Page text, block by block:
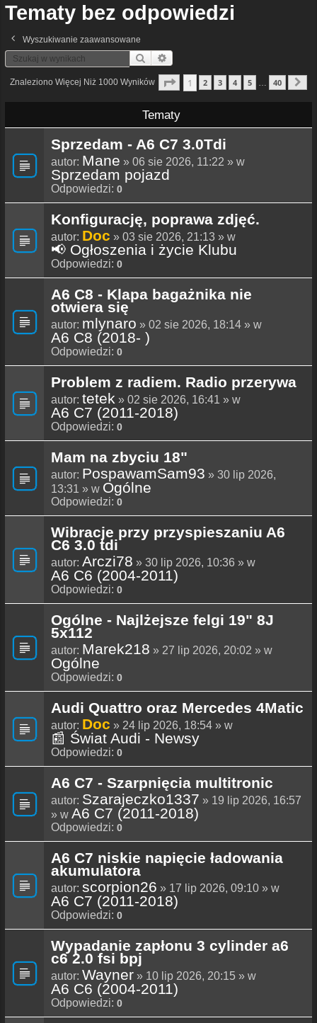
Tematy bez odpowiedzi
Wyszukiwanie zaawansowane
Szukaj
Znaleziono Więcej Niż 1000 Wyników Strona1 40
1 2 3 4 5 40
Tematy
Sprzedam - A6 C7 3.0Tdi
autor: Mane » 06 sie 2026, 11:22 » w
Sprzedam pojazd
Odpowiedzi: 0
Konfigurację, poprawa zdjęć.
autor: Doc » 03 sie 2026, 21:13 » w
📢 Ogłoszenia i życie Klubu
Odpowiedzi: 0
A6 C8 - Klapa bagażnika nie
otwiera się
autor: mlynaro » 02 sie 2026, 18:14 » w
A6 C8 (2018- )
Odpowiedzi: 0
Problem z radiem. Radio przerywa
autor: tetek » 02 sie 2026, 16:41 » w
A6 C7 (2011-2018)
Odpowiedzi: 0
Mam na zbyciu 18"
autor: PospawamSam93 » 30 lip 2026,
13:31 » w Ogólne
Odpowiedzi: 0
Wibracje przy przyspieszaniu A6
C6 3.0 tdi
autor: Arczi78 » 30 lip 2026, 10:36 » w
A6 C6 (2004-2011)
Odpowiedzi: 0
Ogólne - Najlżejsze felgi 19" 8J
5x112
autor: Marek218 » 27 lip 2026, 20:02 » w
Ogólne
Odpowiedzi: 0
Audi Quattro oraz Mercedes 4Matic
autor: Doc » 24 lip 2026, 18:54 » w
📰 Świat Audi - Newsy
Odpowiedzi: 0
A6 C7 - Szarpnięcia multitronic
autor: Szarajeczko1337 » 19 lip 2026, 16:57
» w A6 C7 (2011-2018)
Odpowiedzi: 0
A6 C7 niskie napięcie ładowania
akumulatora
autor: scorpion26 » 17 lip 2026, 09:10 » w
A6 C7 (2011-2018)
Odpowiedzi: 0
Wypadanie zapłonu 3 cylinder a6
c6 2.0 fsi bpj
autor: Wayner » 10 lip 2026, 20:15 » w
A6 C6 (2004-2011)
Odpowiedzi: 0